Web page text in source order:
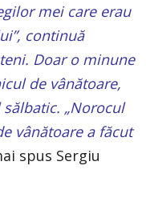
mei care erau
continuă
Doar o minune
de vânătoare,
„Norocul
vânătoare a făcut
spus Sergiu